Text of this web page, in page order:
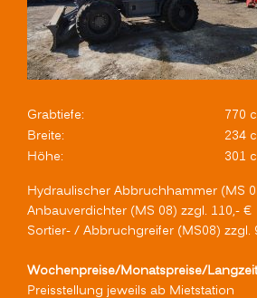
Grabtiefe:
770
Breite:
234
Höhe:
301
Hydraulischer Abbruchhammer (MS
Anbauverdichter (MS 08) zzgl. 110,- €
Sortier- / Abbruchgreifer (MS08) zzgl.
Wochenpreise/Monatspreise/
Preisstellung jeweils ab Mietstation